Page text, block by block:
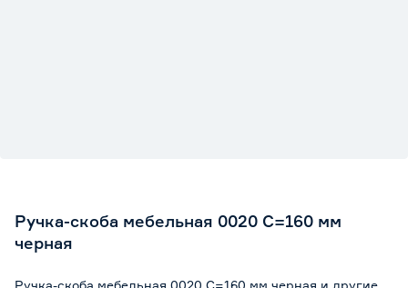
Ручка-скоба мебельная 0020 С=160 мм
черная
Ручка-скоба мебельная 0020 С=160 мм черная и другие